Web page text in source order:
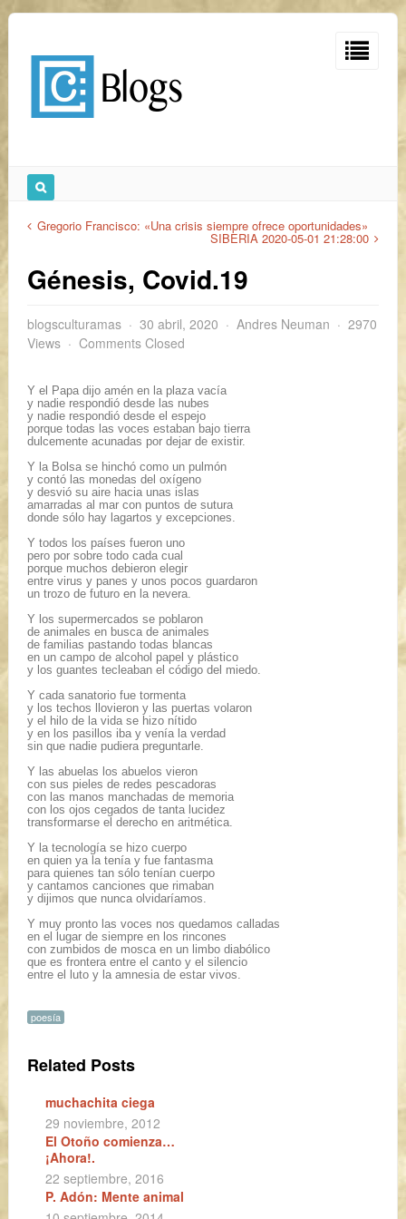
Gregorio Francisco: «Una crisis siempre ofrece oportunidades»
SIBERIA 2020-05-01 21:28:00
Génesis, Covid.19
blogsculturamas 30 abril, 2020 Andres Neuman
2970
Views
Comments Closed
Y el Papa dijo amén en la plaza vacía
y nadie respondió desde las nubes
y nadie respondió desde el espejo
porque todas las voces estaban bajo tierra
dulcemente acunadas por dejar de existir.
Y la Bolsa se hinchó como un pulmón
y contó las monedas del oxígeno
y desvió su aire hacia unas islas
amarradas al mar con puntos de sutura
donde sólo hay lagartos y excepciones.
Y todos los países fueron uno
pero por sobre todo cada cual
porque muchos debieron elegir
entre virus y panes y unos pocos guardaron
un trozo de futuro en la nevera.
Y los supermercados se poblaron
de animales en busca de animales
de familias pastando todas blancas
en un campo de alcohol papel y plástico
y los guantes tecleaban el código del miedo.
Y cada sanatorio fue tormenta
y los techos llovieron y las puertas volaron
y el hilo de la vida se hizo nítido
y en los pasillos iba y venía la verdad
sin que nadie pudiera preguntarle.
Y las abuelas los abuelos vieron
con sus pieles de redes pescadoras
con las manos manchadas de memoria
con los ojos cegados de tanta lucidez
transformarse el derecho en aritmética.
Y la tecnología se hizo cuerpo
en quien ya la tenía y fue fantasma
para quienes tan sólo tenían cuerpo
y cantamos canciones que rimaban
y dijimos que nunca olvidaríamos.
Y muy pronto las voces nos quedamos calladas
en el lugar de siempre en los rincones
con zumbidos de mosca en un limbo diabólico
que es frontera entre el canto y el silencio
entre el luto y la amnesia de estar vivos.
poesía
Related Posts
muchachita ciega
29 noviembre, 2012
El Otoño comienza…
¡Ahora!.
22 septiembre, 2016
P. Adón: Mente animal